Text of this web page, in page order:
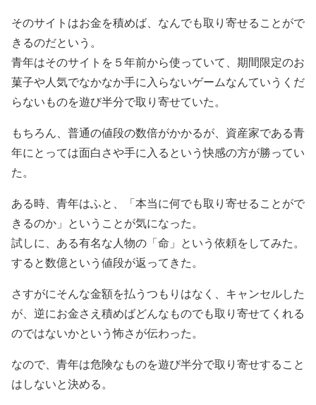
そのサイトはお金を積めば、なんでも取り寄せることがで
きるのだという。
青年はそのサイトを５年前から使っていて、期間限定のお
菓子や人気でなかなか手に入らないゲームなんていうくだ
らないものを遊び半分で取り寄せていた。
もちろん、普通の値段の数倍がかかるが、資産家である青
年にとっては面白さや手に入るという快感の方が勝ってい
た。
ある時、青年はふと、「本当に何でも取り寄せることがで
きるのか」ということが気になった。
試しに、ある有名な人物の「命」という依頼をしてみた。
すると数億という値段が返ってきた。
さすがにそんな金額を払うつもりはなく、キャンセルした
が、逆にお金さえ積めばどんなものでも取り寄せてくれる
のではないかという怖さが伝わった。
なので、青年は危険なものを遊び半分で取り寄せすること
はしないと決める。